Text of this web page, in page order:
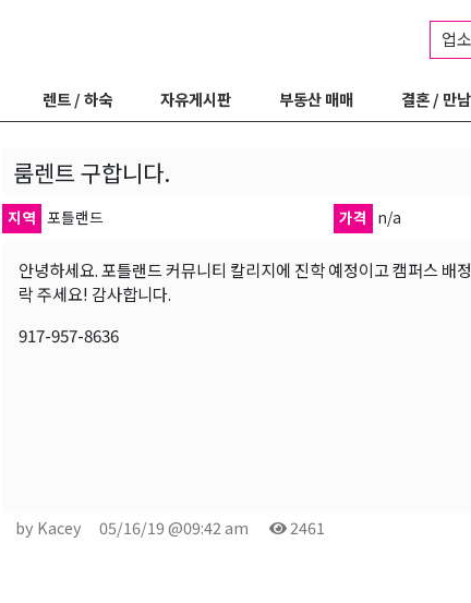
업
렌트 / 하숙 자유게시판 부동산 매매 결혼 / 만남
룸렌트 구합니다.
지역 포틀랜드 가격 n/a
안녕하세요. 포틀랜드 커뮤니티 칼리지에 진학 예정이고 캠퍼스
락 주세요! 감사합니다.
917-957-8636
by Kacey 05/16/19 @09:42 am 2461